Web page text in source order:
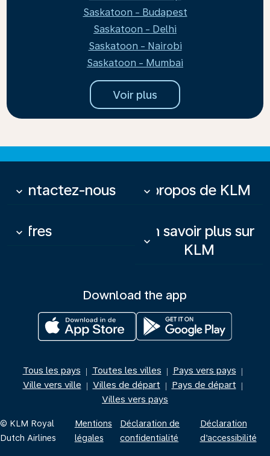
Saskatoon - Budapest
Saskatoon - Delhi
Saskatoon - Nairobi
Saskatoon - Mumbai
Voir plus
Contactez-nous
keyboard_arrow_down À propos de KLM
keyboard_arrow_down
Offres
keyboard_arrow_down
En savoir plus sur
KLM
keyboard_arrow_down
Download the app
Tous les pays | Toutes les villes | Pays vers pays |
Ville vers ville | Villes de départ | Pays de départ |
Villes vers pays
© KLM Royal
Dutch Airlines
Mentions
légales
Déclaration de
confidentialité
Déclaration
d’accessibilité